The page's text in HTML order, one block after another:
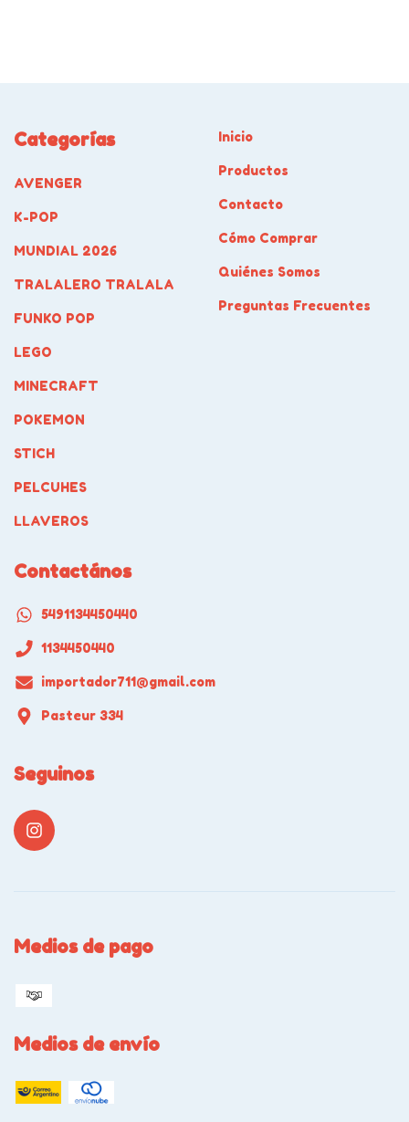
Categorías
AVENGER
K-POP
MUNDIAL 2026
TRALALERO TRALALA
FUNKO POP
LEGO
MINECRAFT
POKEMON
STICH
PELCUHES
LLAVEROS
Inicio
Productos
Contacto
Cómo Comprar
Quiénes Somos
Preguntas Frecuentes
Contactános
5491134450440
1134450440
importador711@gmail.com
Pasteur 334
Seguinos
Medios de pago
Medios de envío